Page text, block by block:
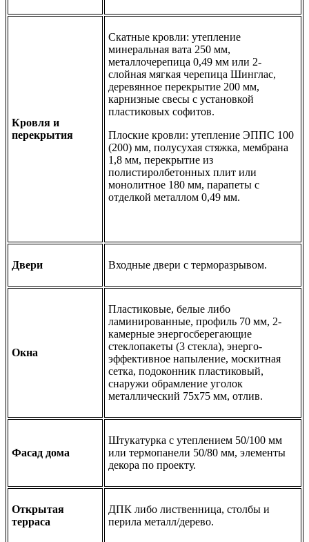
Кровля и
перекрытия
Скатные кровли: утепление
минеральная вата 250 мм,
металлочерепица 0,49 мм или 2-
слойная мягкая черепица Шинглас,
деревянное перекрытие 200 мм,
карнизные свесы с установкой
пластиковых софитов.
Плоские кровли: утепление ЭППС 100
(200) мм, полусухая стяжка, мембрана
1,8 мм, перекрытие из
полистиролбетонных плит или
монолитное 180 мм, парапеты с
отделкой металлом 0,49 мм.
Двери Входные двери с терморазрывом.
Окна
Пластиковые, белые либо
ламинированные, профиль 70 мм, 2-
камерные энергосберегающие
стеклопакеты (3 стекла), энерго-
эффективное напыление, москитная
сетка, подоконник пластиковый,
снаружи обрамление уголок
металлический 75х75 мм, отлив.
Фасад дома
Штукатурка с утеплением 50/100 мм
или термопанели 50/80 мм, элементы
декора по проекту.
Открытая
терраса
ДПК либо лиственница, столбы и
перила металл/дерево.